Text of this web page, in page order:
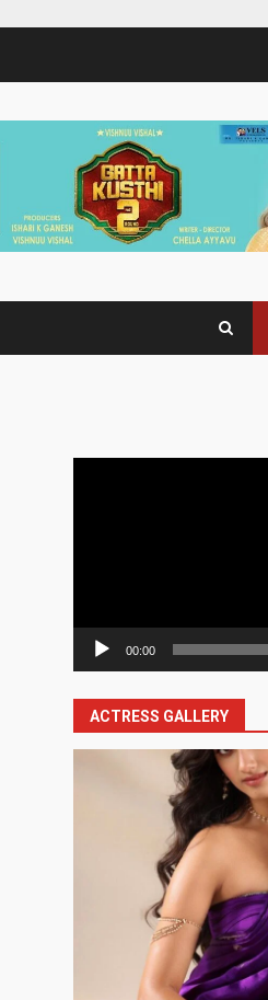
00:00
ACTRESS GALLERY